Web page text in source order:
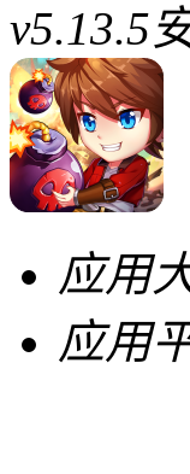
v5.13.5
应用
应用